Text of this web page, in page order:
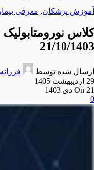
آموزش پزشکان, معرفی
21/10/1403
ارسال شده توسط
29 اردیبهشت 1405
On 21 دی 1403
0